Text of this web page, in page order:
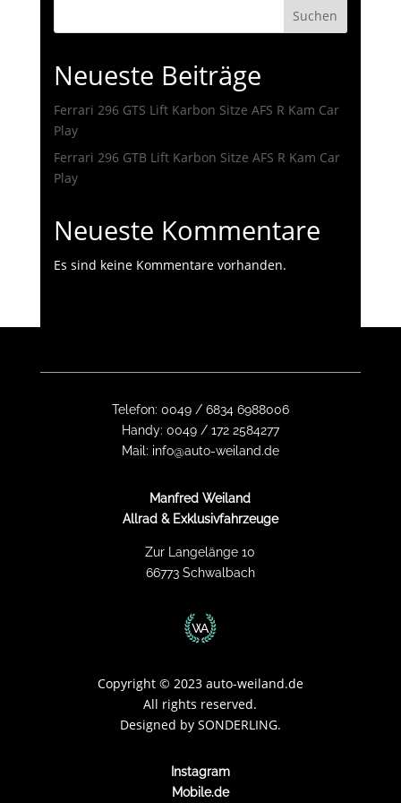
Suchen
Neueste Beiträge
Ferrari 296 GTS Lift Karbon Sitze AFS R Kam Car
Play
Ferrari 296 GTB Lift Karbon Sitze AFS R Kam Car
Play
Neueste Kommentare
Es sind keine Kommentare vorhanden.
Telefon: 0049 / 6834 6988006
Handy: 0049 / 172 2584277
Mail: info@auto-weiland.de
Manfred Weiland
Allrad & Exklusivfahrzeuge
Zur Langelänge 10
66773 Schwalbach
Copyright © 2023 auto-weiland.de
All rights reserved.
Designed by SONDERLING.
Instagram
Mobile.de